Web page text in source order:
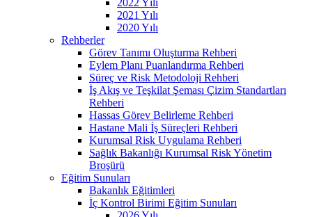
2021 Yılı
2020 Yılı
Rehberler
Görev Tanımı Oluşturma Rehberi
Eylem Planı Puanlandırma Rehberi
Süreç ve Risk Metodoloji Rehberi
İş Akış ve Teşkilat Şeması Çizim Standartları
Rehberi
Hassas Görev Belirleme Rehberi
Hastane Mali İş Süreçleri Rehberi
Kurumsal Risk Uygulama Rehberi
Sağlık Bakanlığı Kurumsal Risk Yönetim
Broşürü
Eğitim Sunuları
Bakanlık Eğitimleri
İç Kontrol Birimi Eğitim Sunuları